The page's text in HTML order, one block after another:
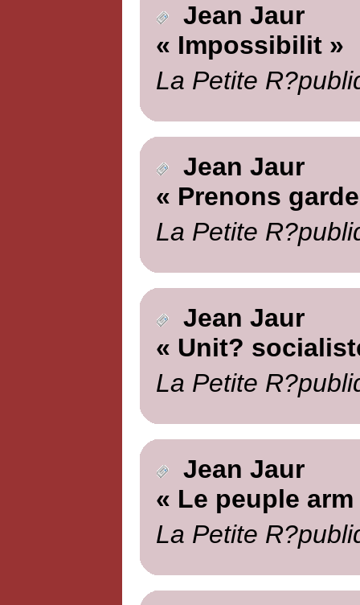
Jean Jaur
« Impossibilit »
La Petite
Jean Jaur
« Prenons
La Petite
Jean Jaur
« Unit?
La Petite
Jean Jaur
« Le peuple arm
La Petite